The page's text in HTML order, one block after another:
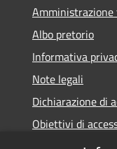
Albo pretorio
Informativa
Note legali
Dichiarazione di
Obiettivi di